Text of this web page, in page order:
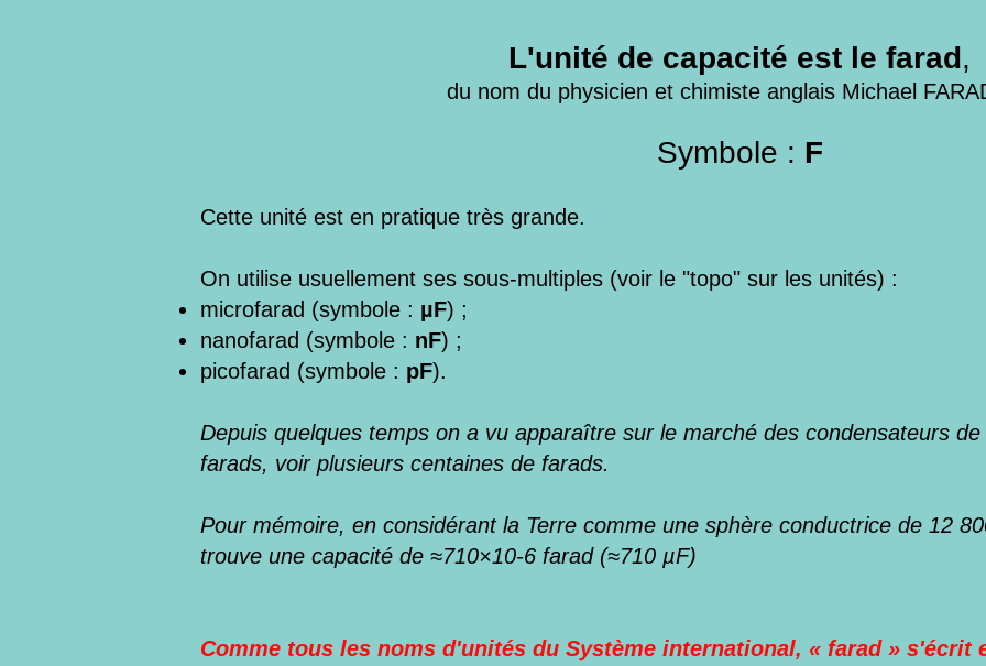
L'unité de capacité est le farad,
du nom du physicien et chimiste anglais Michael
Symbole : F
Cette unité est en pratique très grande.
On utilise usuellement ses sous-multiples (voir le "topo" sur les unités) :
microfarad (symbole : µF) ;
nanofarad (symbole : nF) ;
picofarad (symbole : pF).
Depuis quelques temps on a vu apparaître sur le marché des condensateurs
farads, voir plusieurs centaines de farads.
Pour mémoire, en considérant la Terre comme une sphère conductrice de 12
trouve une capacité de ≈710×10-6 farad (≈710 µF)
Comme tous les noms d'unités du Système international, « farad » s'écrit